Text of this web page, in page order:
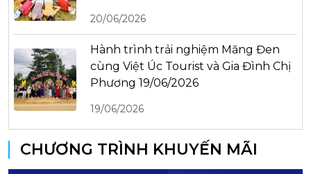
20/06/2026
Hành trình trải nghiệm Măng Đen
cùng Việt Úc Tourist và Gia Đình Chị
Phương 19/06/2026
19/06/2026
CHƯƠNG TRÌNH KHUYẾN MÃI